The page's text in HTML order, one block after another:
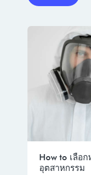
How to เลือ
อุตสาหกรรม